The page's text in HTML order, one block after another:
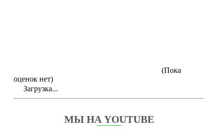
(Пока
оценок нет)
Загрузка...
МЫ НА YOUTUBE